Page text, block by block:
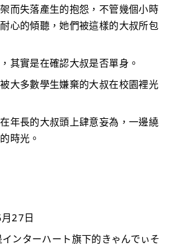
而失落產生的抱怨，不管幾個小時
心的傾聽，她們被這樣的大叔所包
其實是在確認大叔是否單身。
大多數學生嫌棄的大叔在校園裡光
年長的大叔頭上肆意妄為，一邊繞
時光。
27日
ンターハート旗下的きゃんでぃそ